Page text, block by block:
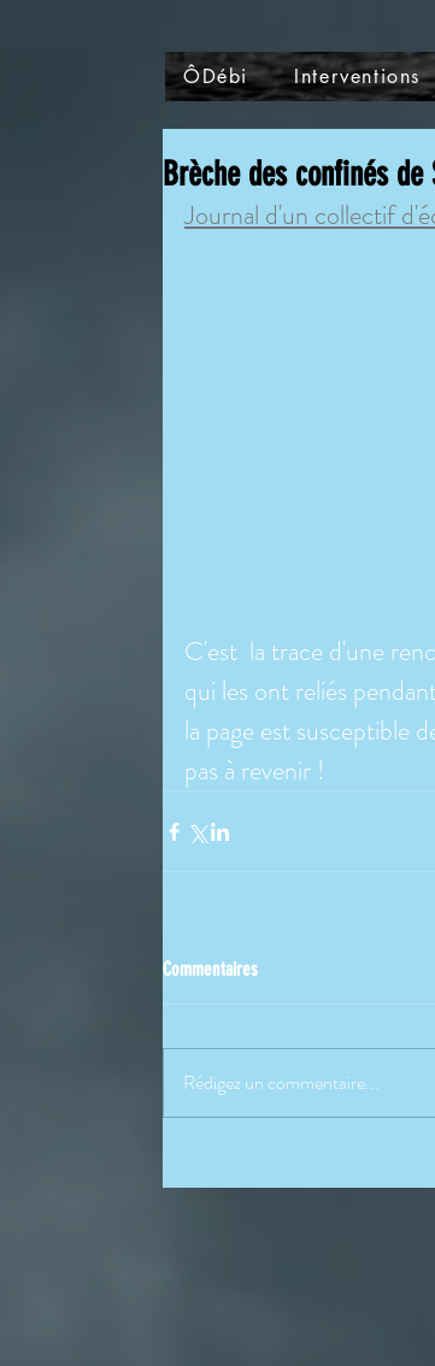
ÔDébi Interventions
Brèche des confinés de
Journal d'un collectif
C'est  la trace d'une
qui les ont reliés
la page est susceptible
pas à revenir !
Commentaires
Rédigez un commentaire...